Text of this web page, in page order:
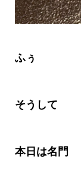
ふぅ
そうして
本日は名門